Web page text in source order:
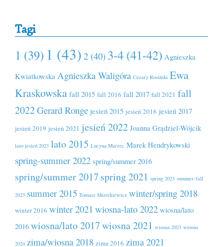
Tagi
1 (39) 1 (43) 2 (40) 3-4 (41-42) Agnieszka
Kwiatkowska Agnieszka Waligóra Cezary Rosiński Ewa
Kraskowska fall 2015 fall 2016 fall 2017 fall 2021 fall
2022Gerard Ronge jesień 2015 jesień 2016 jesień 2017
jesień 2019 jesień 2021 jesień 2022 Joanna Grądziel-Wójcik
lato-jesień 2023 lato 2015 Lucyna Marzec Marek Hendrykowski
spring-summer 2022 spring/summer 2016
spring/summer 2017 spring 2021 spring 2023 summer-fall
2023 summer 2015 Tomasz Mizerkiewicz winter/spring 2018
winter 2016 winter 2021 wiosna-lato 2022 wiosna/lato
2016 wiosna/lato 2017wiosna 2021 wiosna 2023 wiosna
2024 zima/wiosna 2018 zima 2016 zima 2021